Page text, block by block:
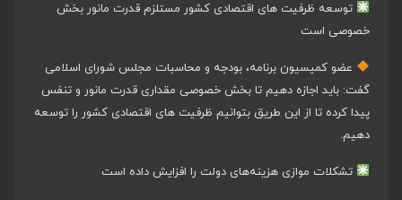
توسعه ظرفیت های اقتصادی کشور مستلزم قدرت مانور بخش
خصوصی است
عضو کمیسیون برنامه، بودجه و محاسبات مجلس شورای اسلامی
گفت: باید اجازه دهیم تا بخش خصوصی مقداری قدرت مانور و تنفس
پیدا کرده تا از این طریق بتوانیم ظرفیت های اقتصادی کشور را توسعه
دهیم.
تشکلات موازی هزینه‌های دولت را افزایش داده است